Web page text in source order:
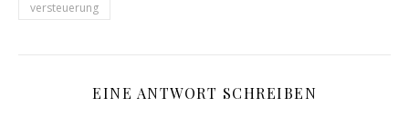
versteuerung
EINE ANTWORT SCHREIBEN